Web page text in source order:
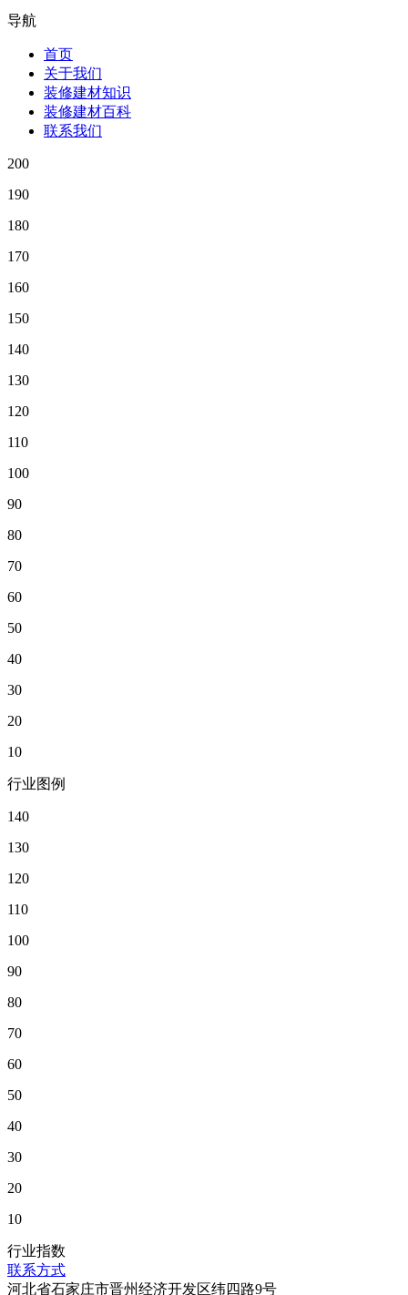
导航
首页
关于我们
装修建材知识
装修建材百科
联系我们
200
190
180
170
160
150
140
130
120
110
100
90
80
70
60
50
40
30
20
10
行业图例
140
130
120
110
100
90
80
70
60
50
40
30
20
10
行业指数
联系方式
河北省石家庄市晋州经济开发区纬四路9号